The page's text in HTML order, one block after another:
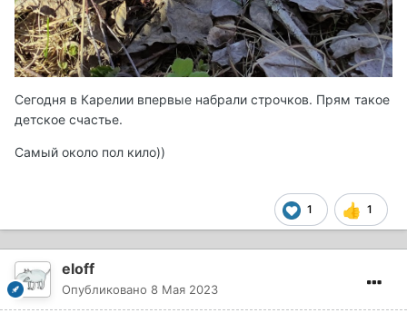
Сегодня в Карелии впервые набрали строчков. Прям такое
детское счастье.
Самый около пол кило))
1 1
eloff
Опубликовано 8 Мая 2023